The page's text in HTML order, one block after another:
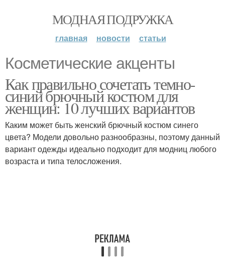
МОДНАЯ ПОДРУЖКА
главная новости статьи
Косметические акценты
Как правильно сочетать темно-
синий брючный костюм для
женщин: 10 лучших вариантов
Каким может быть женский брючный костюм синего
цвета? Модели довольно разнообразны, поэтому данный
вариант одежды идеально подходит для модниц любого
возраста и типа телосложения.